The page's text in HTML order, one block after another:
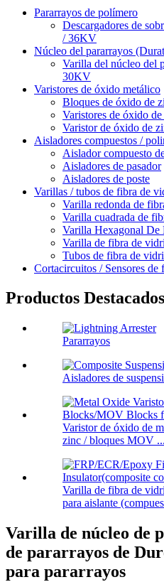
Pararrayos de polímero
Descargadores de
/ 36KV
Núcleo del pararrayos
Varilla del núcleo del
30KV
Varistores de óxido metálico
Bloques de óxido de
Varistores de óxido
Varistor de óxido de
Aisladores compuestos /
Aislador compuesto
Aisladores de pasador
Aisladores de poste
Varillas / tubos de fibra de
Varilla redonda de
Varilla cuadrada de
Varilla Hexagonal
Varilla de fibra de
Tubos de fibra de
Cortacircuitos / Sensores de
Productos Destacados
Pararrayos
Aisladores de
Varistor de óxido de
zinc / bloques MOV ...
Varilla de fibra de
para aislante
Varilla de núcleo de
de pararrayos de
para pararrayos